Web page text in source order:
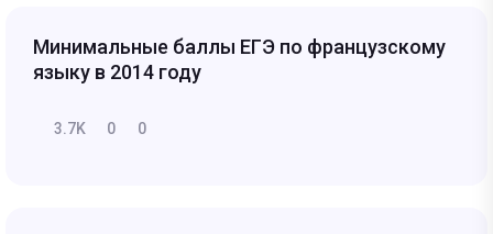
Минимальные баллы ЕГЭ по французскому
языку в 2014 году
3.7K 0 0